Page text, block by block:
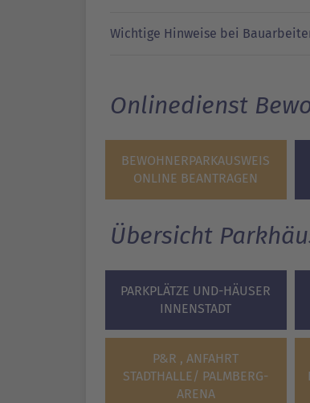
Wichtige Hinweise bei
Onlinedienst
BEWOHNERPARKAUSWEIS
ONLINE BEANTRAGEN
Übersicht
PARKPLÄTZE UND-HÄUSER
INNENSTADT
P&R , ANFAHRT
STADTHALLE/ PALMBERG-
ARENA